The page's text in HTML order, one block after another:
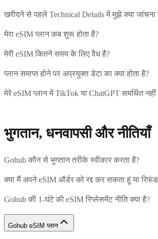
खरीदने से पहले Technical Details में मुझे क्या जांचना
मेरा eSIM प्लान कब शुरू होता है?
मेरी eSIM कितने समय के लिए वैध है?
प्लान समाप्त होने पर अप्रयुक्त डेटा का क्या होता है?
मेरे eSIM प्लान में TikTok या ChatGPT समर्थित नहीं
भुगतान, धनवापसी और नीतियाँ
Gohub कौन से भुगतान तरीके स्वीकार करता है?
क्या मैं अपने eSIM ऑर्डर को रद्द कर सकता हूं या
Gohub की 1-घंटे की eSIM रिप्लेसमेंट नीति क्या है?
Gohub eSIM प्लान